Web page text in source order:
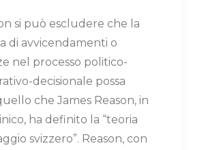
si può escludere che la
di avvicendamenti o
nel processo politico-
decisionale possa
che James Reason, in
ha definito la “teoria
svizzero”. Reason, con